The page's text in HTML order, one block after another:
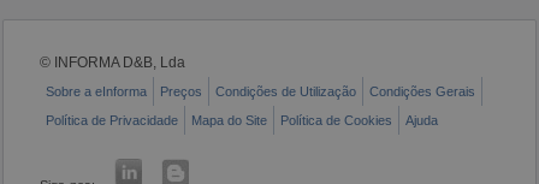
© INFORMA D&B, Lda
Sobre a eInforma Preços Condições de Utilização
Condições Gerais
Política de Privacidade
Mapa do Site Política de Cookies Ajuda